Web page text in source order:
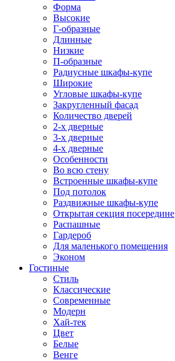
Форма
Высокие
Г-образные
Длинные
Низкие
П-образные
Радиусные шкафы-купе
Широкие
Угловые шкафы-купе
Закругленный фасад
Количество дверей
2-х дверные
3-х дверные
4-х дверные
Особенности
Во всю стену
Встроенные шкафы-купе
Под потолок
Раздвижные шкафы-купе
Открытая секция посередине
Распашные
Гардероб
Для маленького помещения
Эконом
Гостиные
Стиль
Классические
Современные
Модерн
Хай-тек
Цвет
Белые
Венге